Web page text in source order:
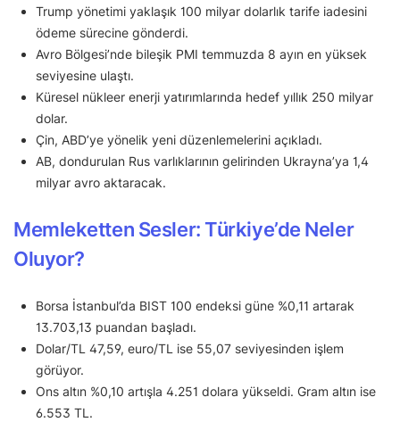
Trump yönetimi yaklaşık 100 milyar dolarlık tarife iadesini
ödeme sürecine gönderdi.
Avro Bölgesi’nde bileşik PMI temmuzda 8 ayın en yüksek
seviyesine ulaştı.
Küresel nükleer enerji yatırımlarında hedef yıllık 250 milyar
dolar.
Çin, ABD’ye yönelik yeni düzenlemelerini açıkladı.
AB, dondurulan Rus varlıklarının gelirinden Ukrayna’ya 1,4
milyar avro aktaracak.
Memleketten Sesler: Türkiye’de Neler
Oluyor?
Borsa İstanbul’da BIST 100 endeksi güne %0,11 artarak
13.703,13 puandan başladı.
Dolar/TL 47,59, euro/TL ise 55,07 seviyesinden işlem
görüyor.
Ons altın %0,10 artışla 4.251 dolara yükseldi. Gram altın ise
6.553 TL.